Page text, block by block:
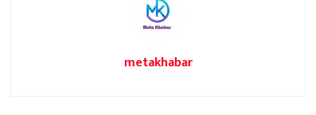
metakhabar